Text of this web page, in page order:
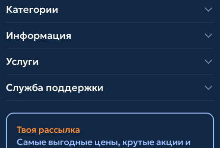
Категории
Информация
Услуги
Служба поддержки
Твоя рассылка
Самые выгодные цены, крутые акции и